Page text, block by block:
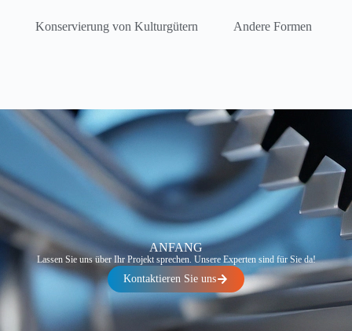
Konservierung von Kulturgütern Andere Formen
ANFANG
Lassen Sie uns über Ihr Projekt sprechen. Unsere Experten sind für Sie da!
Kontaktieren Sie uns